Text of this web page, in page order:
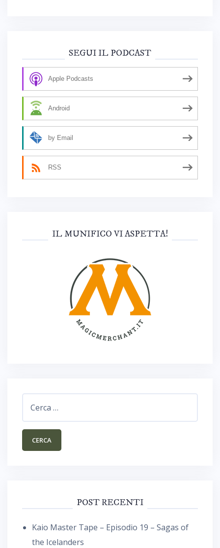
SEGUI IL PODCAST
Apple Podcasts
Android
by Email
RSS
IL MUNIFICO VI ASPETTA!
POST RECENTI
Kaio Master Tape – Episodio 19 – Sagas of
the Icelanders